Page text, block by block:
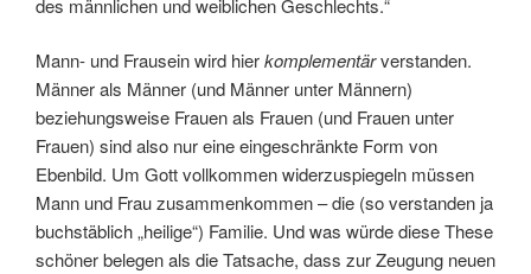
des männlichen und weiblichen Geschlechts.“
Mann- und Frausein wird hierkomplementärverstanden.
Männer als Männer (und Männer unter Männern)
beziehungsweise Frauen als Frauen (und Frauen unter
Frauen) sind also nur eine eingeschränkte Form von
Ebenbild. Um Gott vollkommen widerzuspiegeln müssen
Mann und Frau zusammenkommen – die (so verstanden ja
buchstäblich „heilige“) Familie. Und was würde diese These
schöner belegen als die Tatsache, dass zur Zeugung neuen